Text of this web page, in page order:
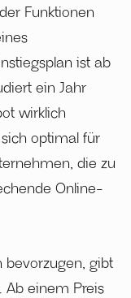
Funktionen
ist ab
ein Jahr
wirklich
optimal für
die zu
Online-
bevorzugen, gibt
Ab einem Preis